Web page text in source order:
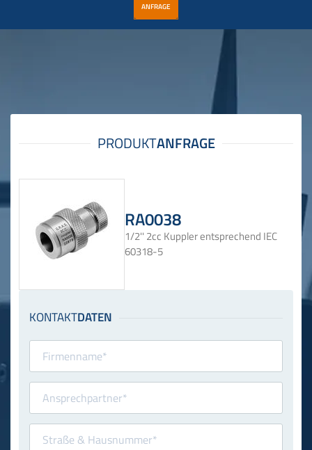
ANFRAGE
RA0038
1/2'' 2cc Kuppler entsprechend IEC
60318-5